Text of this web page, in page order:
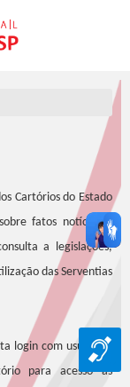
Cartórios do Estado
fatos notícias e
a legislações,
das Serventias
login com usuário e
para acesso as